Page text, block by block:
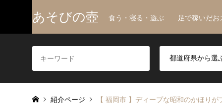
あそびの壺 食う・寝る・遊ぶ 足で稼いだお
紹介ページ 【 福岡市 】ディープな昭和のかほり